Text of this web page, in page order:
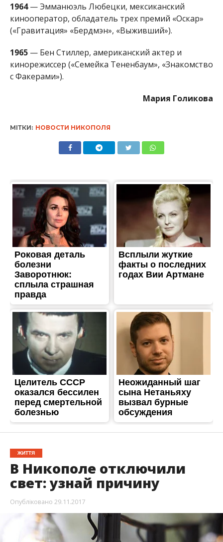
1964— Эмманюэль Любецки, мексиканский
кинооператор, обладатель трех премий «Оскар»
(«Гравитация» «Бердмэн», «Выживший»).
1965— Бен Стиллер, американский актер и
кинорежиссер («Семейка Тененбаум», «Знакомство
с Факерами»).
Мария Голикова
МІТКИ: НОВОСТИ НИКОПОЛЯ
ЖИТТЯ
В Никополе отключили
свет: узнай причину
Опубліковано 29.11.2017